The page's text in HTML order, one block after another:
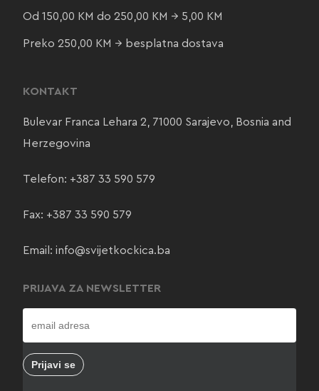
Od 150,00 KM do 250,00 KM → 5,00 KM
Preko 250,00 KM → besplatna dostava
KONTAKT
Bulevar Franca Lehara 2, 71000 Sarajevo, Bosnia and
Herzegovina
Telefon: +387 33 590 579
Fax: +387 33 590 579
Email: info@svijetkockica.ba
PRIJAVA ZA NEWSLETTER